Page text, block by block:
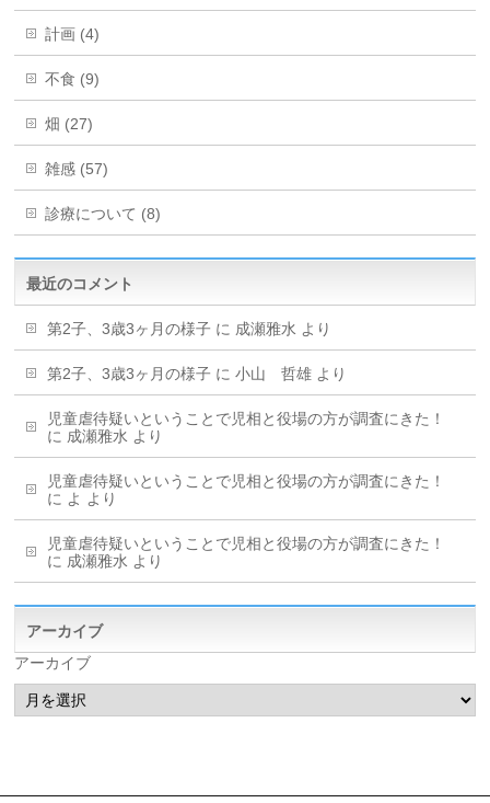
計画 (4)
不食 (9)
畑 (27)
雑感 (57)
診療について (8)
最近のコメント
第2子、3歳3ヶ月の様子 に 成瀬雅水 より
第2子、3歳3ヶ月の様子 に小山 哲雄 より
児童虐待疑いということで児相と役場の方が調査にきた！
に 成瀬雅水 より
児童虐待疑いということで児相と役場の方が調査にきた！
に よ より
児童虐待疑いということで児相と役場の方が調査にきた！
に 成瀬雅水 より
アーカイブ
アーカイブ